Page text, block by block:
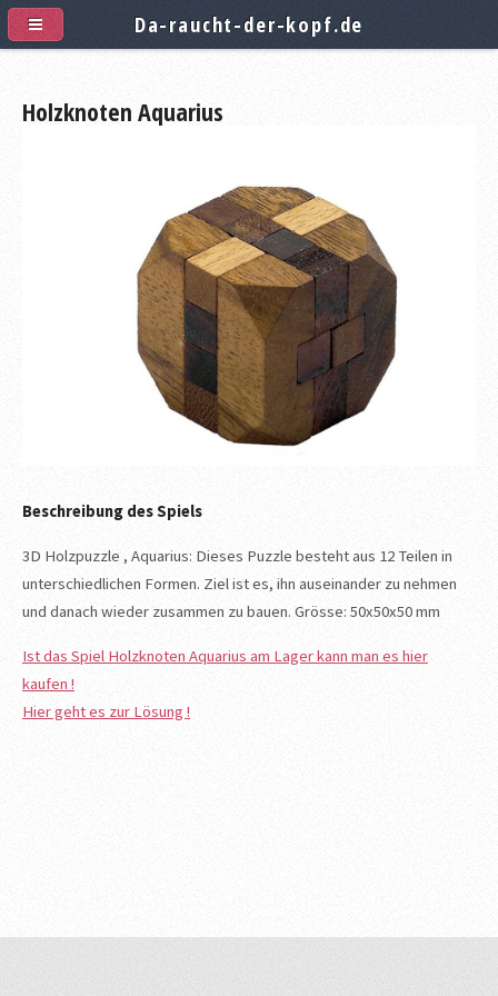
Holzknoten Aquarius
Beschreibung des Spiels
3D Holzpuzzle , Aquarius: Dieses Puzzle besteht aus 12 Teilen in
unterschiedlichen Formen. Ziel ist es, ihn auseinander zu nehmen
und danach wieder zusammen zu bauen. Grösse: 50x50x50 mm
Ist das Spiel Holzknoten Aquarius am Lager kann man es hier
kaufen !
Hier geht es zur Lösung !
Da-raucht-der-kopf.de